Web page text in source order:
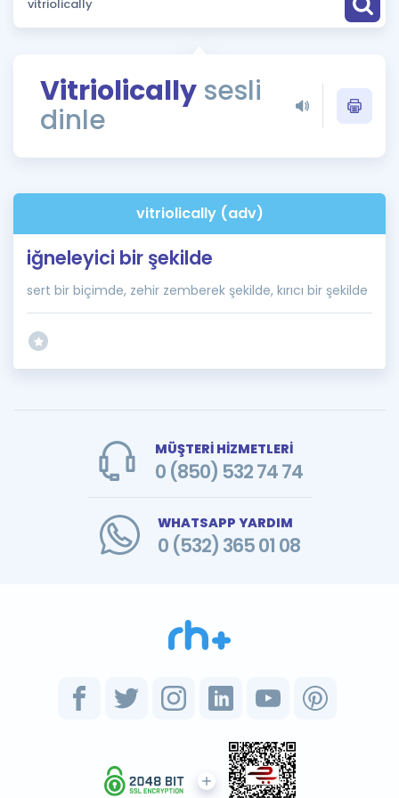
Puan Hesaplama
ÖSYM Sınav Takvimi
Kampanyalar
İngilizce Gramer
Vitriolically sesli
dinle
vitriolically (adv)
iğneleyici bir şekilde
sert bir biçimde, zehir zemberek şekilde, kırıcı bir şekilde
MÜŞTERİ HİZMETLERİ
0 (850) 532 74 74
WHATSAPP YARDIM
0 (532) 365 01 08